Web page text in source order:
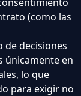
(como las
de decisiones
únicamente en
lo que
para exigir no